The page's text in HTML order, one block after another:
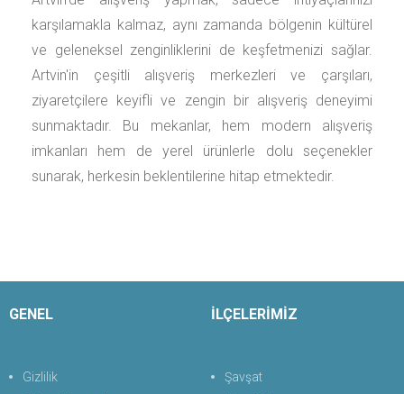
karşılamakla kalmaz, aynı zamanda bölgenin kültürel
ve geleneksel zenginliklerini de keşfetmenizi sağlar.
Artvin'in çeşitli alışveriş merkezleri ve çarşıları,
ziyaretçilere keyifli ve zengin bir alışveriş deneyimi
sunmaktadır. Bu mekanlar, hem modern alışveriş
imkanları hem de yerel ürünlerle dolu seçenekler
sunarak, herkesin beklentilerine hitap etmektedir.
GENEL
Gizlilik
İLÇELERİMİZ
Şavşat